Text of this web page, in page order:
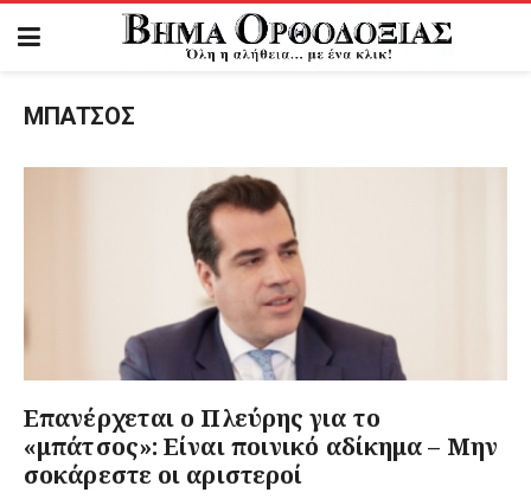
ΜΠΑΤΣΟΣ
Επανέρχεται ο Πλεύρης για το
«μπάτσος»: Είναι ποινικό αδίκημα – Μην
σοκάρεστε οι αριστεροί